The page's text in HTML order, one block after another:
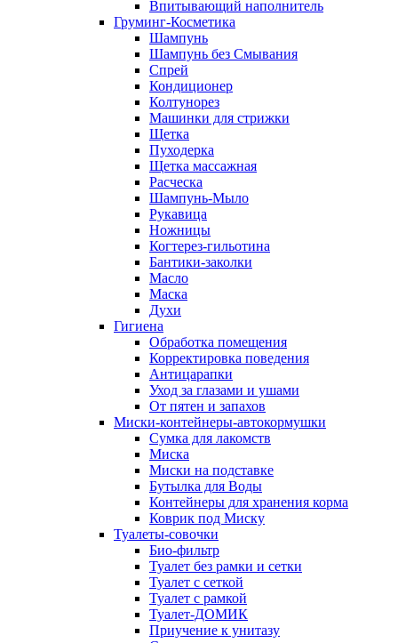
Впитывающий наполнитель
Груминг-Косметика
Шампунь
Шампунь без Смывания
Спрей
Кондиционер
Колтунорез
Машинки для стрижки
Щетка
Пуходерка
Щетка массажная
Расческа
Шампунь-Мыло
Рукавица
Ножницы
Когтерез-гильотина
Бантики-заколки
Масло
Маска
Духи
Гигиена
Обработка помещения
Корректировка поведения
Антицарапки
Уход за глазами и ушами
От пятен и запахов
Миски-контейнеры-автокормушки
Сумка для лакомств
Миска
Миски на подставке
Бутылка для Воды
Контейнеры для хранения корма
Коврик под Миску
Туалеты-совочки
Био-фильтр
Туалет без рамки и сетки
Туалет с сеткой
Туалет с рамкой
Туалет-ДОМИК
Приучение к унитазу